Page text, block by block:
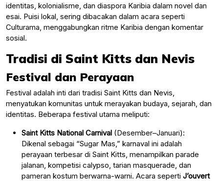
identitas, kolonialisme, dan diaspora Karibia dalam novel dan
esai. Puisi lokal, sering dibacakan dalam acara seperti
Culturama, menggabungkan ritme Karibia dengan komentar
sosial.
Tradisi di Saint Kitts dan Nevis
Festival dan Perayaan
Festival adalah inti dari tradisi Saint Kitts dan Nevis,
menyatukan komunitas untuk merayakan budaya, sejarah, dan
identitas. Beberapa festival utama meliputi:
Saint Kitts National Carnival (Desember–Januari):
Dikenal sebagai “Sugar Mas,” karnaval ini adalah
perayaan terbesar di Saint Kitts, menampilkan parade
jalanan, kompetisi calypso, tarian masquerade, dan
pameran kostum berwarna-warni. Acara seperti J’ouvert